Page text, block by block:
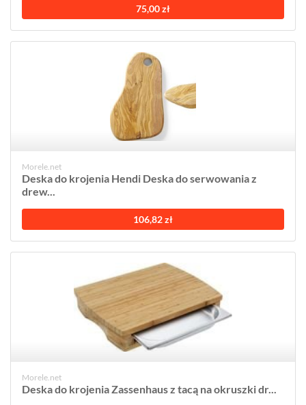
75,00 zł
Morele.net
Deska do krojenia Hendi Deska do serwowania z
drew...
106,82 zł
Morele.net
Deska do krojenia Zassenhaus z tacą na okruszki dr...